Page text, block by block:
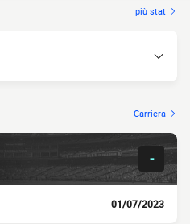
più stat
Carriera
-
01/07/2023